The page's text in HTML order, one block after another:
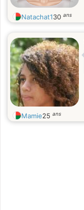
Natachat130 ans
Mamie25 ans